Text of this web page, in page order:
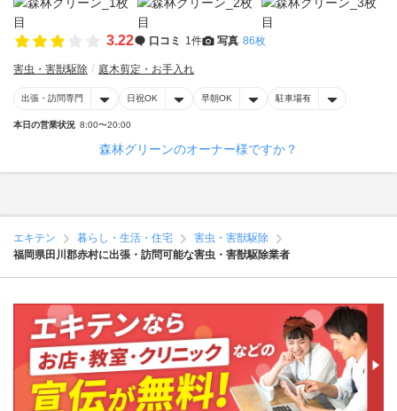
3.22 口コミ 1件 写真 86枚
害虫・害獣駆除 庭木剪定・お手入れ
出張・訪問専門 日祝OK 早朝OK 駐車場有
本日の営業状況 8:00〜20:00
森林グリーンのオーナー様ですか？
エキテン 暮らし・生活・住宅
害虫・害獣駆除
福岡県田川郡赤村に出張・訪問可能な害虫・害獣駆除業者